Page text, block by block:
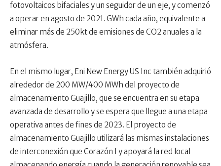
fotovoltaicos bifaciales y un seguidor de un eje, y comenzó
a operar en agosto de 2021. GWh cada año, equivalente a
eliminar más de 250kt de emisiones de CO2 anuales a la
atmósfera.
En el mismo lugar, Eni New Energy US Inc también adquirió
alrededor de 200 MW/400 MWh del proyecto de
almacenamiento Guajillo, que se encuentra en su etapa
avanzada de desarrollo y se espera que llegue a una etapa
operativa antes de fines de 2023. El proyecto de
almacenamiento Guajillo utilizará las mismas instalaciones
de interconexión que Corazón I y apoyará la red local